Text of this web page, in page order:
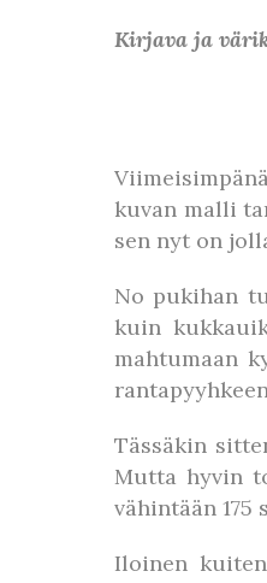
Kirjava ja
kuvan malli
sen nyt on
No pukihan
kuin
mahtumaan
Tässäkin
Mutta hyvin
vähintään
Iloinen